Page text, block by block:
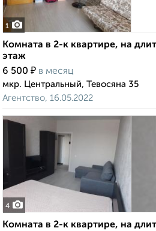
1
Комната в 2-к квартире, на
этаж
6 500 ₽ в месяц
мкр. Центральный, Тевосяна 35
Агентство, 16.05.2022
4
Комната в 2-к квартире, на